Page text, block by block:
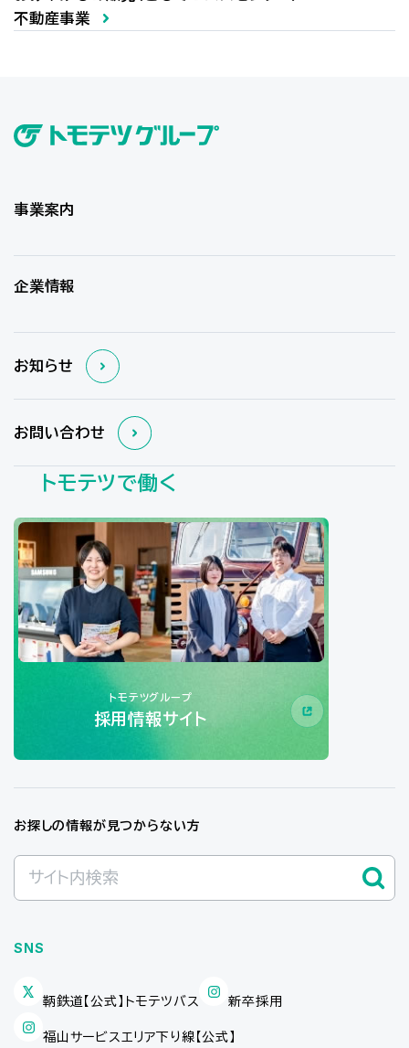
不動産事業
事業案内
企業情報
お知らせ
お問い合わせ
トモテツで働く
トモテツグループ
採用情報サイト
お探しの情報が見つからない方
SNS
鞆鉄道【公式】トモテツバス 新卒採用
福山サービスエリア下り線【公式】